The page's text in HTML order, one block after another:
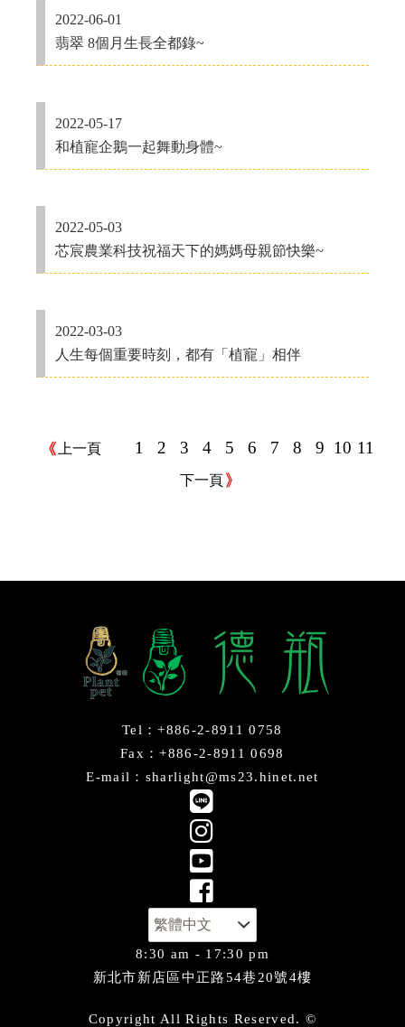
2022-06-01
翡翠 8個月生長全都錄~
2022-05-17
和植寵企鵝一起舞動身體~
2022-05-03
芯宸農業科技祝福天下的媽媽母親節快樂~
2022-03-03
人生每個重要時刻，都有「植寵」相伴
上一頁 1 2 3 4 5 6 7 8 9 10 11
下一頁
Tel：+886-2-8911 0758
Fax：+886-2-8911 0698
E-mail：sharlight@ms23.hinet.net
8:30 am - 17:30 pm
新北市新店區中正路54巷20號4樓
Copyright All Rights Reserved. ©